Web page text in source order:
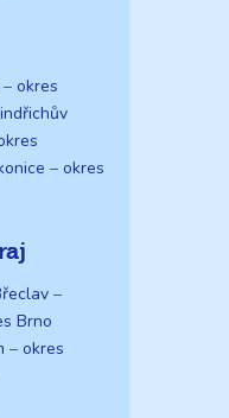
– okres
– okres
–
Brno
– okres